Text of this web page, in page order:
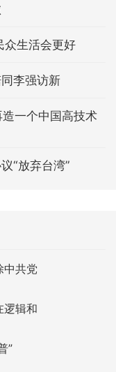
众生活会更好
李强访新
一个中国高技术
“放弃台湾”
中共党
逻辑和
”